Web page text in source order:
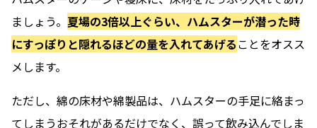
ましょう。 夏場の3倍以上ぐらい、ハムスターが潜った時
にすっぽりと隠れるほどの量を入れてあげることをオスス
メします。
ただし、綿の床材や綿製品は、ハムスターの手足に絡まっ
てしまうおそれがあるだけでなく、誤って飲み込んでしま